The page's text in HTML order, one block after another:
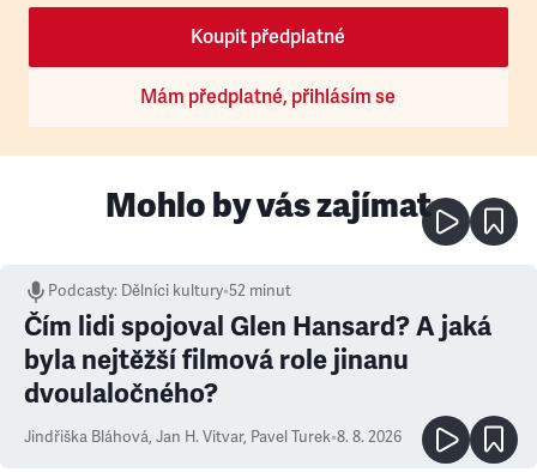
Koupit předplatné
Mám předplatné, přihlásím se
Mohlo by vás zajímat
Podcasty: Dělníci kultury•52 minut
Čím lidi spojoval Glen Hansard? A jaká
byla nejtěžší filmová role jinanu
dvoulaločného?
Jindřiška Bláhová, Jan H. Vitvar, Pavel Turek•8. 8. 2026